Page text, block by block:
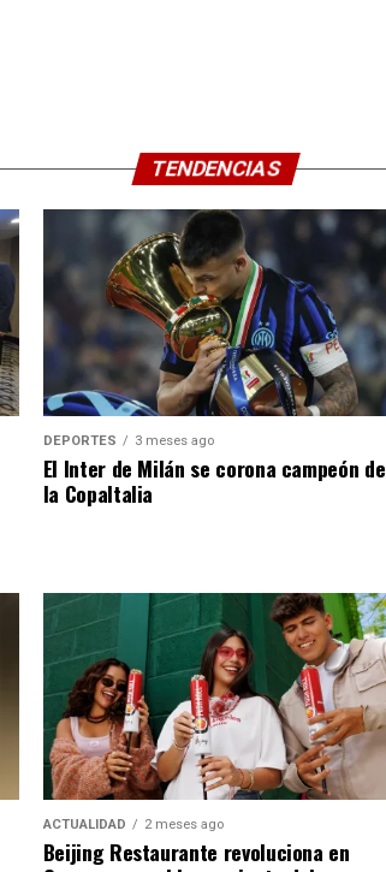
TENDENCIAS
DEPORTES 3 meses ago
El Inter de Milán se corona campeón de
la CopaItalia
ACTUALIDAD 2 meses ago
Beijing Restaurante revoluciona en